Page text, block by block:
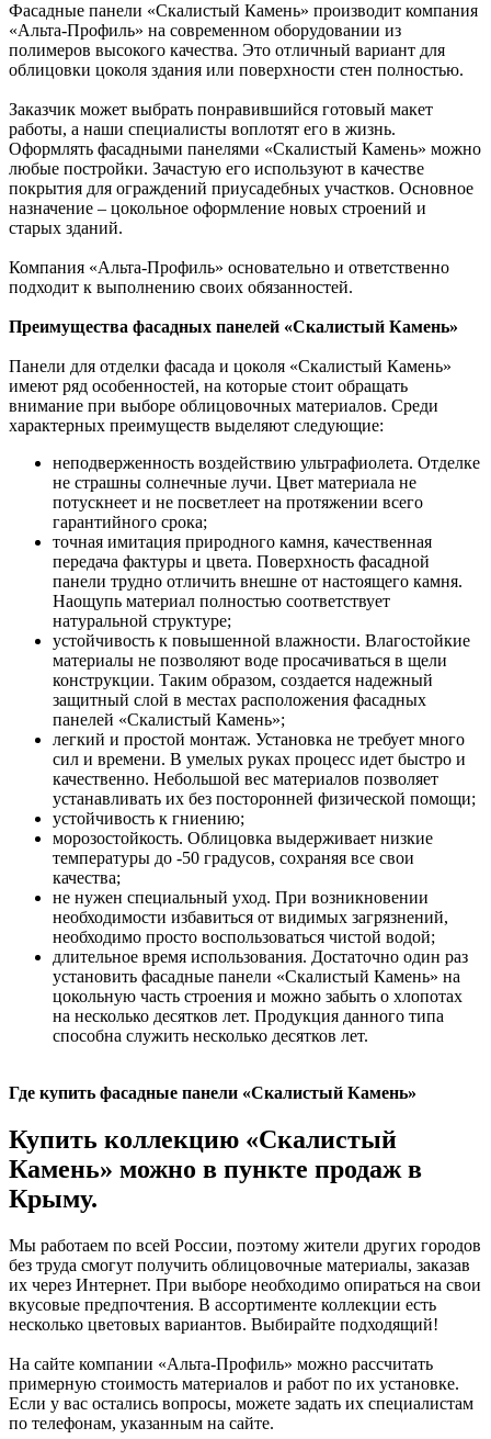
Фасадные панели «Скалистый Камень» производит компания
«Альта-Профиль» на современном оборудовании из
полимеров высокого качества. Это отличный вариант для
облицовки цоколя здания или поверхности стен полностью.
Заказчик может выбрать понравившийся готовый макет
работы, а наши специалисты воплотят его в жизнь.
Оформлять фасадными панелями «Скалистый Камень» можно
любые постройки. Зачастую его используют в качестве
покрытия для ограждений приусадебных участков. Основное
назначение – цокольное оформление новых строений и
старых зданий.
Компания «Альта-Профиль» основательно и ответственно
подходит к выполнению своих обязанностей.
Преимущества фасадных панелей «Скалистый Камень»
Панели для отделки фасада и цоколя «Скалистый Камень»
имеют ряд особенностей, на которые стоит обращать
внимание при выборе облицовочных материалов. Среди
характерных преимуществ выделяют следующие:
неподверженность воздействию ультрафиолета. Отделке
не страшны солнечные лучи. Цвет материала не
потускнеет и не посветлеет на протяжении всего
гарантийного срока;
точная имитация природного камня, качественная
передача фактуры и цвета. Поверхность фасадной
панели трудно отличить внешне от настоящего камня.
Наощупь материал полностью соответствует
натуральной структуре;
устойчивость к повышенной влажности. Влагостойкие
материалы не позволяют воде просачиваться в щели
конструкции. Таким образом, создается надежный
защитный слой в местах расположения фасадных
панелей «Скалистый Камень»;
легкий и простой монтаж. Установка не требует много
сил и времени. В умелых руках процесс идет быстро и
качественно. Небольшой вес материалов позволяет
устанавливать их без посторонней физической помощи;
устойчивость к гниению;
морозостойкость. Облицовка выдерживает низкие
температуры до -50 градусов, сохраняя все свои
качества;
не нужен специальный уход. При возникновении
необходимости избавиться от видимых загрязнений,
необходимо просто воспользоваться чистой водой;
длительное время использования. Достаточно один раз
установить фасадные панели «Скалистый Камень» на
цокольную часть строения и можно забыть о хлопотах
на несколько десятков лет. Продукция данного типа
способна служить несколько десятков лет.
Где купить фасадные панели «Скалистый Камень»
Купить коллекцию «Скалистый
Камень» можно в пункте продаж в
Крыму.
Мы работаем по всей России, поэтому жители других городов
без труда смогут получить облицовочные материалы, заказав
их через Интернет. При выборе необходимо опираться на свои
вкусовые предпочтения. В ассортименте коллекции есть
несколько цветовых вариантов. Выбирайте подходящий!
На сайте компании «Альта-Профиль» можно рассчитать
примерную стоимость материалов и работ по их установке.
Если у вас остались вопросы, можете задать их специалистам
по телефонам, указанным на сайте.